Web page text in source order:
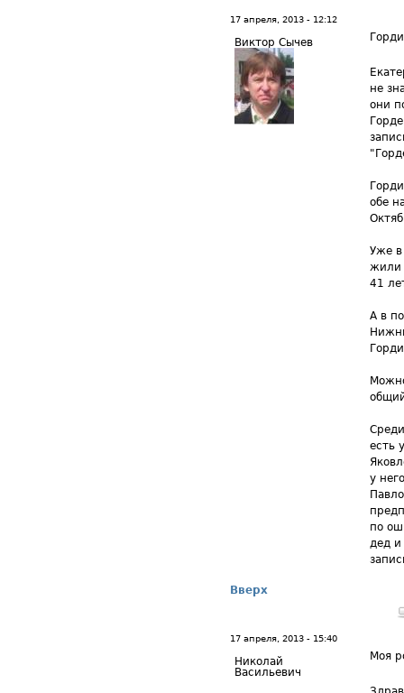
17 апреля, 2013 - 12:12
Виктор Сычев
не
они
обе
Уже в
жили
41
А в
есть
у
по
дед и
Вверх
17 апреля, 2013 - 15:40
Николай
Васильевич
Моя